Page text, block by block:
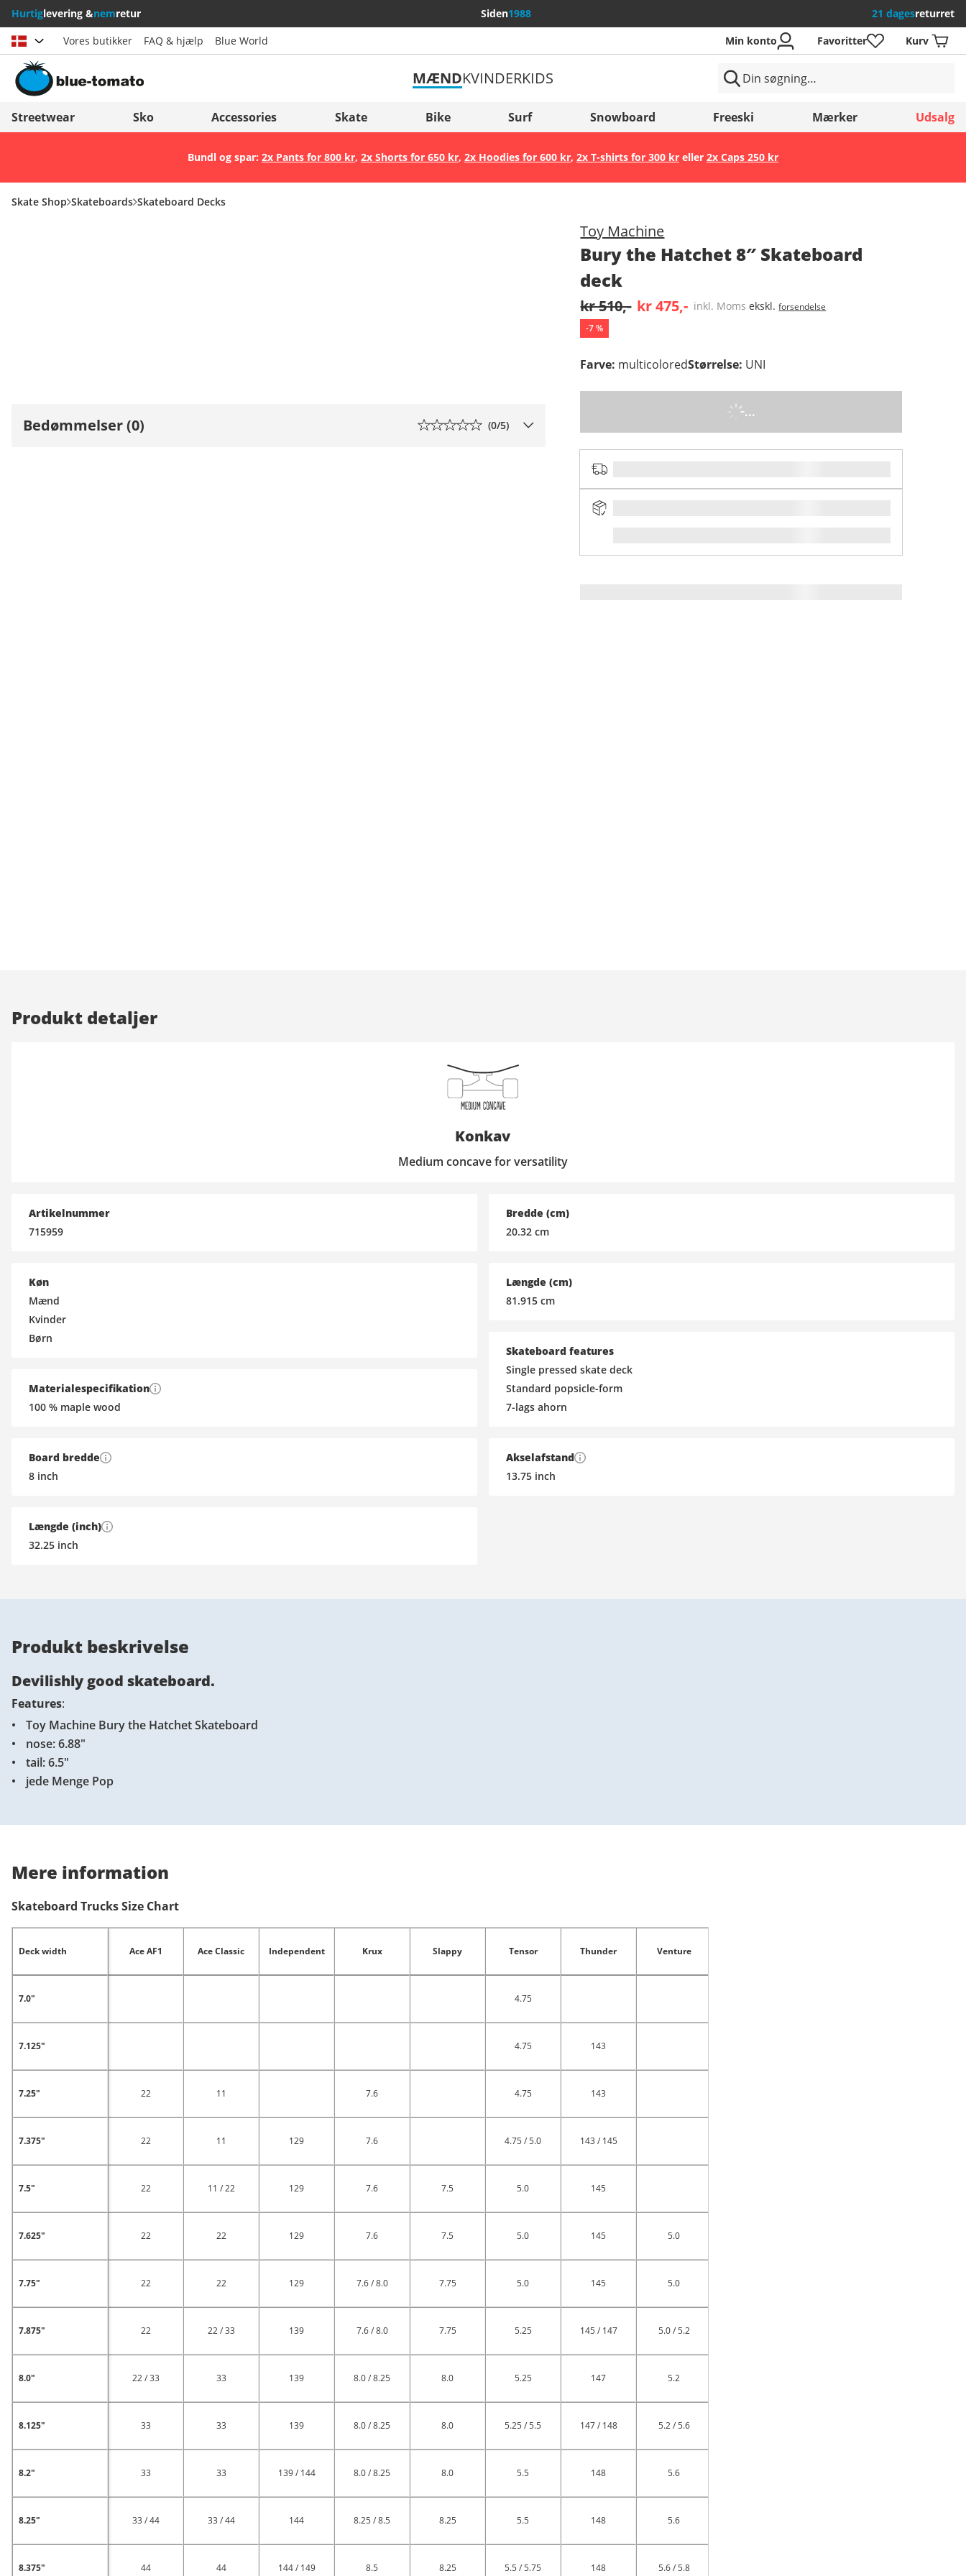
Hurtiglevering &nemretur Siden1988 21 dagesreturret
Vælg land
Österreich
Italia (Italiano)
Italien (Deutsch)
Slovenija
België (Nederlands)
Gem
Vores butikker FAQ & hjælp Blue World Min konto Favoritter Kurv
MÆNDKVINDERKIDS
Streetwear Sko Accessories Skate Bike Surf Snowboard Freeski Mærker Udsalg
Bundl og spar: 2x Pants for 800 kr, 2x Shorts for 650 kr, 2x Hoodies for 600 kr, 2x T-shirts for 300 kreller 2x Caps 250 kr
Skate Shop Skateboards Skateboard Decks
Toy Machine
Bury the Hatchet 8″ Skateboard
deck
kr 510,- kr 475,- inkl. Moms ekskl.forsendelse
-7%
Farve: multicoloredStørrelse: UNI
...
Bedømmelser (0) (0/5)
Produkt detaljer
Konkav
Medium concave for versatility
Artikelnummer
715959
Køn
Mænd
Kvinder
Børn
Materialespecifikation
100 % maple wood
Board bredde
8 inch
Længde (inch)
32.25 inch
Bredde (cm)
20.32 cm
Længde (cm)
81.915 cm
Skateboard features
Single pressed skate deck
Standard popsicle-form
7-lags ahorn
Akselafstand
13.75 inch
Produkt beskrivelse
Devilishly good skateboard.
Features:
Toy Machine Bury the Hatchet Skateboard
nose: 6.88"
tail: 6.5"
jede Menge Pop
Mere information
Skateboard Trucks Size Chart
Deck width Ace AF1 Ace Classic Independent Krux Slappy Tensor Thunder Venture
7.0" 4.75
7.125" 4.75 143
7.25" 22 11 7.6 4.75 143
7.375" 22 11 129 7.6 4.75 / 5.0 143 / 145
7.5" 22 11 / 22 129 7.6 7.5 5.0 145
7.625" 22 22 129 7.6 7.5 5.0 145 5.0
7.75" 22 22 129 7.6 / 8.0 7.75 5.0 145 5.0
7.875" 22 22 / 33 139 7.6 / 8.0 7.75 5.25 145 / 147 5.0 / 5.2
8.0" 22 / 33 33 139 8.0 / 8.25 8.0 5.25 147 5.2
8.125" 33 33 139 8.0 / 8.25 8.0 5.25 / 5.5 147 / 148 5.2 / 5.6
8.2" 33 33 139 / 144 8.0 / 8.25 8.0 5.5 148 5.6
8.25" 33 / 44 33 / 44 144 8.25 / 8.5 8.25 5.5 148 5.6
8.375" 44 44 144 / 149 8.5 8.25 5.5 / 5.75 148 5.6 / 5.8